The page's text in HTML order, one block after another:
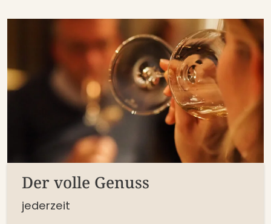
Der volle Genuss
jederzeit